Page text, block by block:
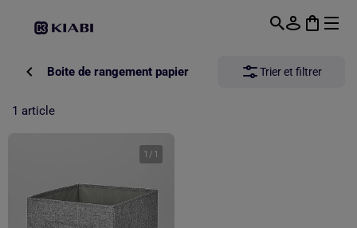
Boite de rangement papier Trier et filtrer
1 article
1 / 1